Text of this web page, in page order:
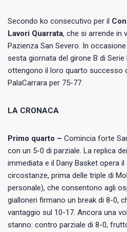
Secondo ko consecutivo per il
Lavori Quarrata, che si arrende in
Pazienza San Severo. In
sesta giornata del girone B di Serie
ottengono il loro quarto successo
PalaCarrara per 75-77.
LA CRONACA
Primo quarto – Comincia forte
con un 5-0 di parziale. La replica
immediata e il Dany Basket opera
circostanze, prima delle triple di
personale), che consentono agli
gialloneri firmano un break di 8-0,
vantaggio sul 10-17. Ancora una
stanno: contro parziale di 8-0,